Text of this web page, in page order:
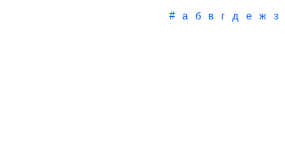
# а б в г д е ж з